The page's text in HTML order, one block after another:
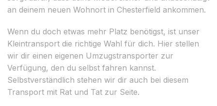
an deinem neuen Wohnort in Chesterfield ankommen.
Wenn du doch etwas mehr Platz benötigst, ist unser
Kleintransport die richtige Wahl für dich. Hier stellen
wir dir einen eigenen Umzugstransporter zur
Verfügung, den du selbst fahren kannst.
Selbstverständlich stehen wir dir auch bei diesem
Transport mit Rat und Tat zur Seite.